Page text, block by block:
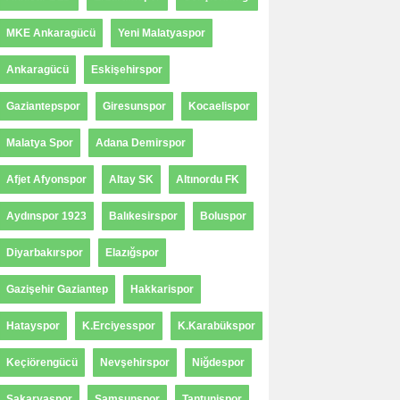
MKE Ankaragücü Yeni Malatyaspor
Ankaragücü Eskişehirspor
Gaziantepspor Giresunspor Kocaelispor
Malatya Spor Adana Demirspor
Afjet Afyonspor Altay SK Altınordu FK
Aydınspor 1923 Balıkesirspor Boluspor
Diyarbakırspor Elazığspor
Gazişehir Gaziantep Hakkarispor
Hatayspor K.Erciyesspor K.Karabükspor
Keçiörengücü Nevşehirspor Niğdespor